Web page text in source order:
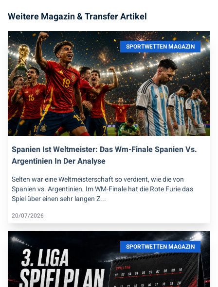
Weitere Magazin & Transfer Artikel
SPORTWETTEN MAGAZIN
Spanien Ist Weltmeister: Das Wm-Finale Spanien Vs.
Argentinien In Der Analyse
Selten war eine Weltmeisterschaft so verdient, wie die von
Spanien vs. Argentinien. Im WM-Finale hat die Rote Furie das
Spiel über einen sehr langen Z...
20/07/2026 |
SPORTWETTEN MAGAZIN